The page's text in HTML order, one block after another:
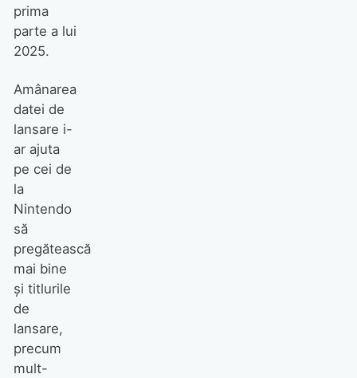
prima
parte a lui
2025.
Amânarea
datei de
lansare i-
ar ajuta
pe cei de
la
Nintendo
să
pregătească
mai bine
și titlurile
de
lansare,
precum
mult-